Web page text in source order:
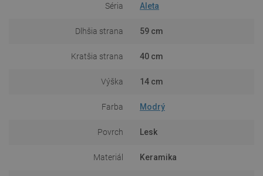
Séria Aleta
Dlhšia strana 59 cm
Kratšia strana 40 cm
Výška 14 cm
Farba Modrý
Povrch Lesk
Materiál Keramika